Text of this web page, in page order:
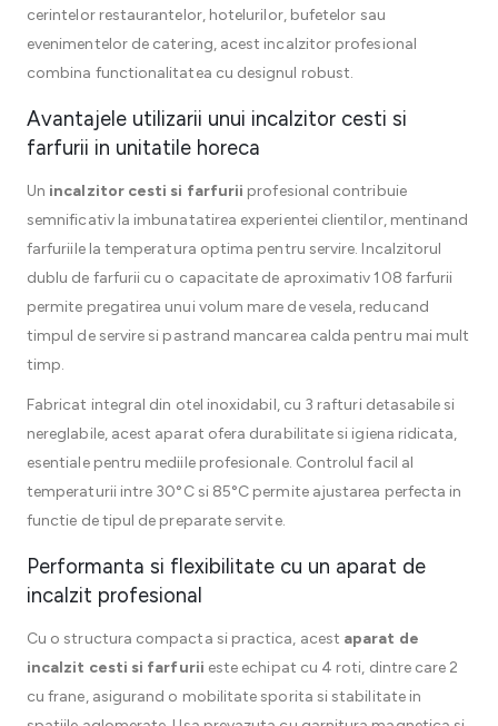
cerintelor restaurantelor, hotelurilor, bufetelor sau
evenimentelor de catering, acest incalzitor profesional
combina functionalitatea cu designul robust.
Avantajele utilizarii unui incalzitor cesti si
farfurii in unitatile horeca
Un incalzitor cesti si farfurii profesional contribuie
semnificativ la imbunatatirea experientei clientilor, mentinand
farfuriile la temperatura optima pentru servire. Incalzitorul
dublu de farfurii cu o capacitate de aproximativ 108 farfurii
permite pregatirea unui volum mare de vesela, reducand
timpul de servire si pastrand mancarea calda pentru mai mult
timp.
Fabricat integral din otel inoxidabil, cu 3 rafturi detasabile si
nereglabile, acest aparat ofera durabilitate si igiena ridicata,
esentiale pentru mediile profesionale. Controlul facil al
temperaturii intre 30°C si 85°C permite ajustarea perfecta in
functie de tipul de preparate servite.
Performanta si flexibilitate cu un aparat de
incalzit profesional
Cu o structura compacta si practica, acest aparat de
incalzit cesti si farfurii este echipat cu 4 roti, dintre care 2
cu frane, asigurand o mobilitate sporita si stabilitate in